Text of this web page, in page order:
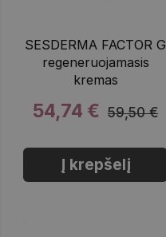
SESDERMA FACTOR G
regeneruojamasis
kremas
54,74 € 59,50 €
Į krepšelį